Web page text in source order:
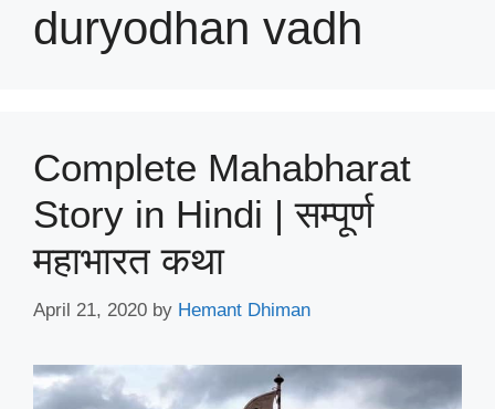
duryodhan vadh
Complete Mahabharat
Story in Hindi | सम्पूर्ण
महाभारत कथा
April 21, 2020 by Hemant Dhiman